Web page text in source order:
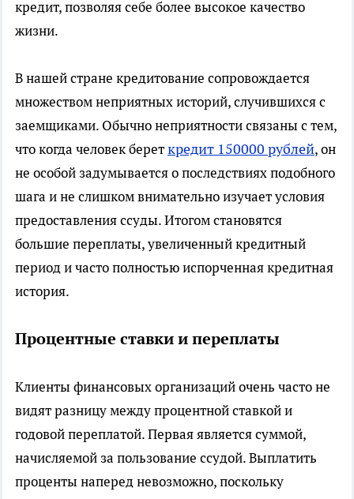
кредит, позволяя себе более высокое качество
жизни.
В нашей стране кредитование сопровождается
множеством неприятных историй, случившихся с
заемщиками. Обычно неприятности связаны с тем,
что когда человек береткредит 150000 рублей, он
не особой задумывается о последствиях подобного
шага и не слишком внимательно изучает условия
предоставления ссуды. Итогом становятся
большие переплаты, увеличенный кредитный
период и часто полностью испорченная кредитная
история.
Процентные ставки и переплаты
Клиенты финансовых организаций очень часто не
видят разницу между процентной ставкой и
годовой переплатой. Первая является суммой,
начисляемой за пользование ссудой. Выплатить
проценты наперед невозможно, поскольку